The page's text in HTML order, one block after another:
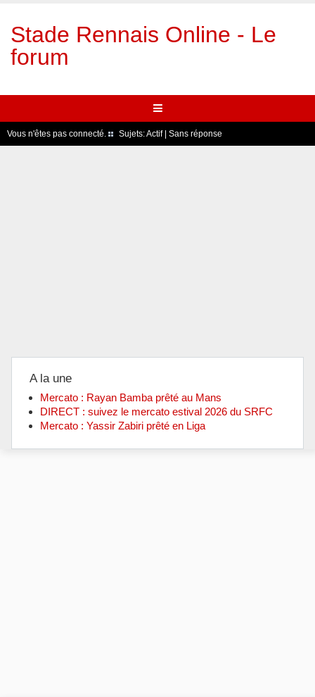
Stade Rennais Online - Le
forum
Vous n'êtes pas connecté. Sujets:Actif| Sans réponse
A la une
Mercato : Rayan Bamba prêté au Mans
DIRECT : suivez le mercato estival 2026 du SRFC
Mercato : Yassir Zabiri prêté en Liga